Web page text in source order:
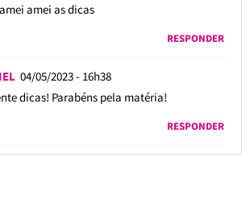
amei as dicas
RESPONDER
04/05/2023 - 16h38
dicas! Parabéns pela matéria!
RESPONDER